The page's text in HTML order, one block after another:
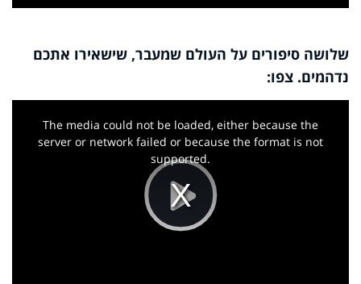
Video
שלושה סיפורים על העולם שמעבר, שישאירו אתכם
נדהמים. צפו:
Play
The media could not be loaded, either because the
server or network failed or because the format is not
supported.